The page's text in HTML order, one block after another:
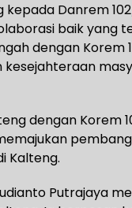
Danrem
baik yang
dengan Korem
dengan Korem
Kalteng.
Putrajaya